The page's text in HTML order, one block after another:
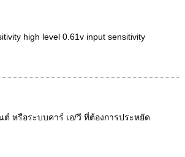
high level 0.61v input sensitivity
หรือระบบคาร์ เอ/วี ที่ต้องการประหยัด